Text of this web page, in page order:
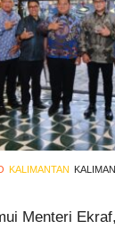
KALIMANTAN
Menteri